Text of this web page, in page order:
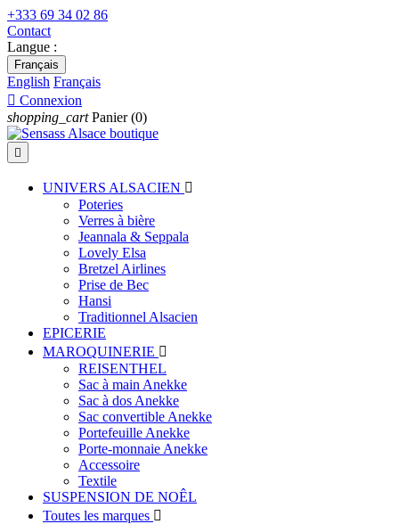
+333 69 34 02 86
Contact
Langue :
Français
English Français
 Connexion
shopping_cart Panier (0)

UNIVERS ALSACIEN 
Poteries
Verres à bière
Jeannala & Seppala
Lovely Elsa
Bretzel Airlines
Prise de Bec
Hansi
Traditionnel Alsacien
EPICERIE
MAROQUINERIE 
REISENTHEL
Sac à main Anekke
Sac à dos Anekke
Sac convertible Anekke
Portefeuille Anekke
Porte-monnaie Anekke
Accessoire
Textile
SUSPENSION DE NOÊL
Toutes les marques 